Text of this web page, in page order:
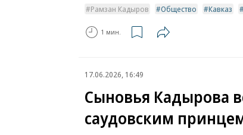
Рамзан Кадыров Общество Кавказ
1 мин.
17.06.2026, 16:49
Сыновья Кадырова
саудовским